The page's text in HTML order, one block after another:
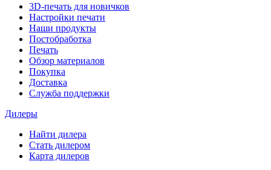
3D-печать для новичков
Настройки печати
Наши продукты
Постобработка
Печать
Обзор материалов
Покупка
Доставка
Служба поддержки
Дилеры
Найти дилера
Cтать дилером
Карта дилеров